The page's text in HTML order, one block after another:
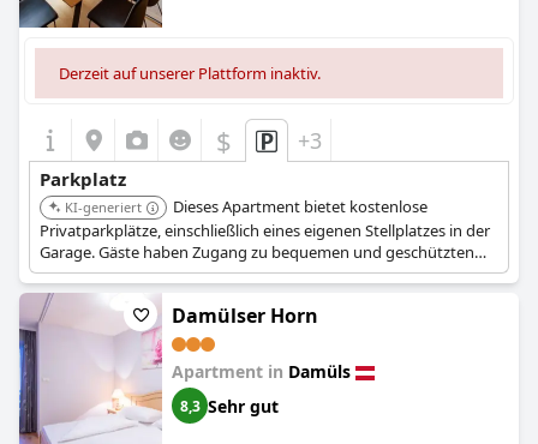
Derzeit auf unserer Plattform inaktiv.
$ +3
Parkplatz
KI-generiert
Dieses Apartment bietet kostenlose
Privatparkplätze, einschließlich eines eigenen Stellplatzes in der
Garage. Gäste haben Zugang zu bequemen und geschützten
Parkmöglichkeiten.
Damülser Horn
Apartment in Damüls
8,3 Sehr gut